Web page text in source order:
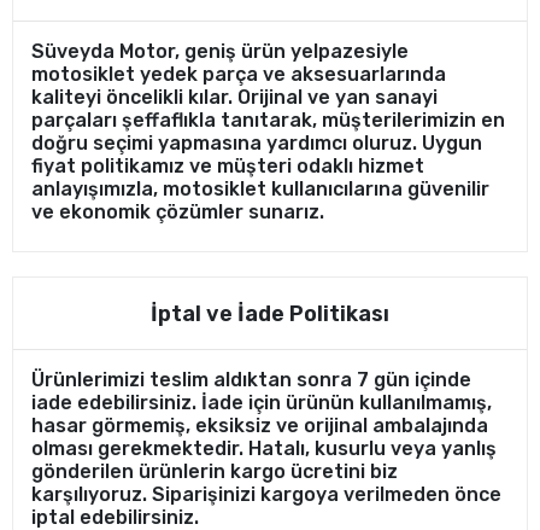
Süveyda Motor, geniş ürün yelpazesiyle
motosiklet yedek parça ve aksesuarlarında
kaliteyi öncelikli kılar. Orijinal ve yan sanayi
parçaları şeffaflıkla tanıtarak, müşterilerimizin en
doğru seçimi yapmasına yardımcı oluruz. Uygun
fiyat politikamız ve müşteri odaklı hizmet
anlayışımızla, motosiklet kullanıcılarına güvenilir
ve ekonomik çözümler sunarız.
İptal ve İade Politikası
Ürünlerimizi teslim aldıktan sonra 7 gün içinde
iade edebilirsiniz. İade için ürünün kullanılmamış,
hasar görmemiş, eksiksiz ve orijinal ambalajında
olması gerekmektedir. Hatalı, kusurlu veya yanlış
gönderilen ürünlerin kargo ücretini biz
karşılıyoruz. Siparişinizi kargoya verilmeden önce
iptal edebilirsiniz.